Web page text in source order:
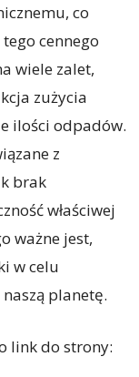
co
cennego
wiele zalet,
zużycia
ilości odpadów.
z
brak
właściwej
ważne jest,
w celu
planetę.
link do strony: